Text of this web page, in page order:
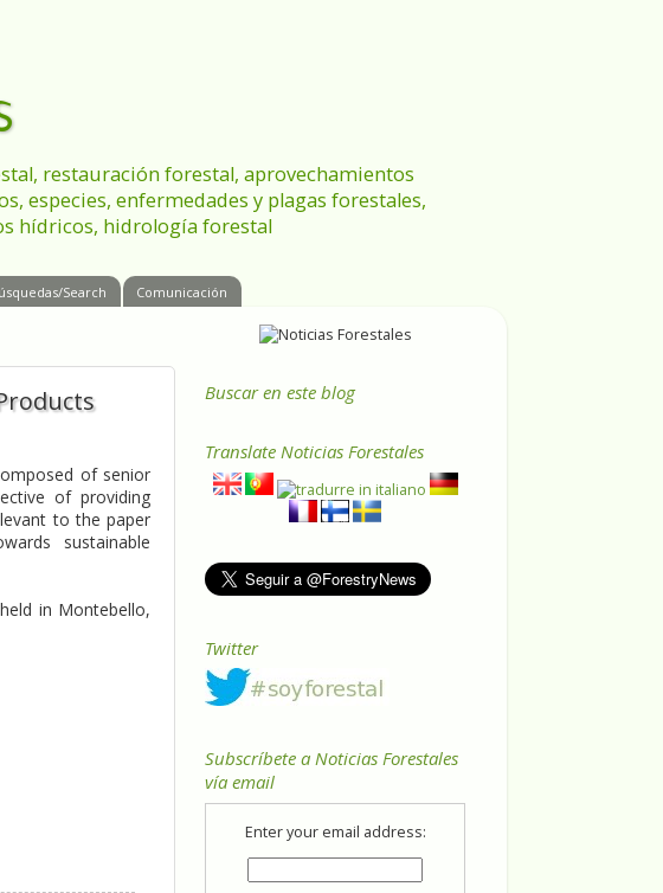
restauración forestal, aprovechamientos
especies, enfermedades y plagas forestales,
hídricos, hidrología forestal
Search Comunicación
of senior
of providing
to the paper
sustainable
in Montebello,
Buscar en este blog
Translate Noticias Forestales
Twitter
Subscríbete a Noticias Forestales
vía email
Enter your email address: